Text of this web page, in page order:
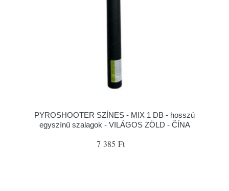
PYROSHOOTER SZÍNES - MIX 1 DB - hosszú
egyszínű szalagok - VILÁGOS ZÖLD - ČÍNA
7 385 Ft